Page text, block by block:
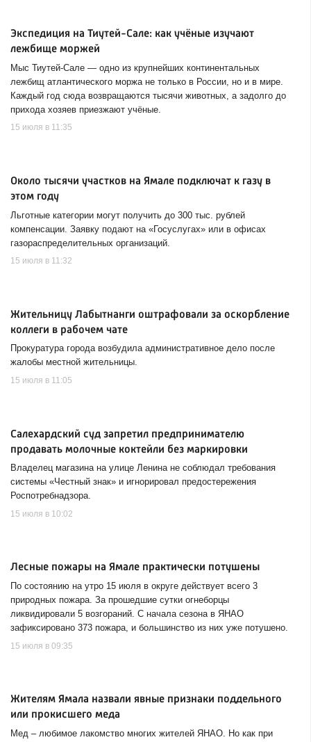
Экспедиция на Тиутей-Сале: как учёные изучают
лежбище моржей
Мыс Тиутей-Сале — одно из крупнейших континентальных
лежбищ атлантического моржа не только в России, но и в мире.
Каждый год сюда возвращаются тысячи животных, а задолго до
прихода хозяев приезжают учёные.
15 июля в 11:35
Около тысячи участков на Ямале подключат к газу в
этом году
Льготные категории могут получить до 300 тыс. рублей
компенсации. Заявку подают на «Госуслугах» или в офисах
газораспределительных организаций.
15 июля в 11:32
Жительницу Лабытнанги оштрафовали за оскорбление
коллеги в рабочем чате
Прокуратура города возбудила административное дело после
жалобы местной жительницы.
15 июля в 11:05
Салехардский суд запретил предпринимателю
продавать молочные коктейли без маркировки
Владелец магазина на улице Ленина не соблюдал требования
системы «Честный знак» и игнорировал предостережения
Роспотребнадзора.
15 июля в 10:02
Лесные пожары на Ямале практически потушены
По состоянию на утро 15 июля в округе действует всего 3
природных пожара. За прошедшие сутки огнеборцы
ликвидировали 5 возгораний. С начала сезона в ЯНАО
зафиксировано 373 пожара, и большинство из них уже потушено.
15 июля в 09:35
Жителям Ямала назвали явные признаки поддельного
или прокисшего меда
Мед – любимое лакомство многих жителей ЯНАО. Но как при